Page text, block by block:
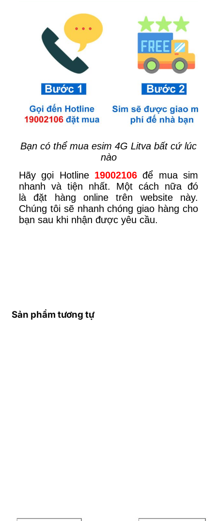
Bạn có thể mua esim 4G Litva bất cứ lúc
nào
Hãy gọi Hotline 19002106 để mua sim
nhanh và tiện nhất. Một cách nữa đó
là đặt hàng online trên website này.
Chúng tôi sẽ nhanh chóng giao hàng cho
bạn sau khi nhận được yêu cầu.
Sản phẩm tương tự